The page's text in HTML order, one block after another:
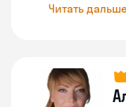
Читать